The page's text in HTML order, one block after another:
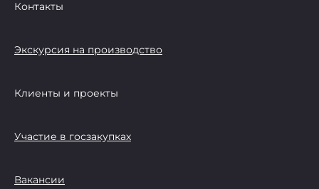
Контакты
Экскурсия на производство
Клиенты и проекты
Участие в госзакупках
Вакансии